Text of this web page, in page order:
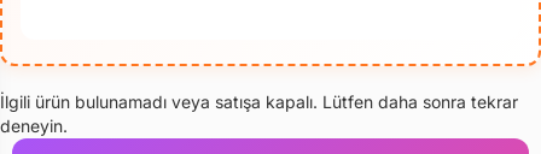
İlgili ürün bulunamadı veya satışa kapalı. Lütfen daha sonra tekrar
deneyin.